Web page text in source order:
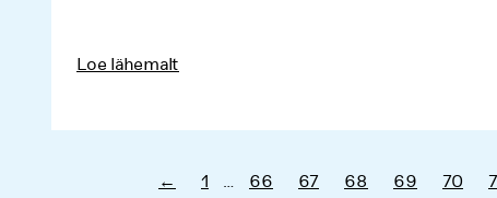
Loe lähemalt
← 1 … 66 67 68 69 70